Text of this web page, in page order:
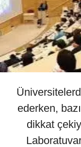
ederken,
dikkat